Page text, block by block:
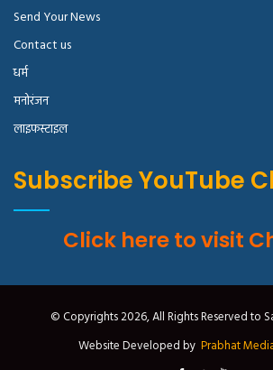
Send Your News
Contact us
धर्म
मनोरंजन
लाइफस्टाइल
Subscribe YouTube
Click here to visit
© Copyrights 2026, All Rights Reserved to
Website Developed by Prabhat